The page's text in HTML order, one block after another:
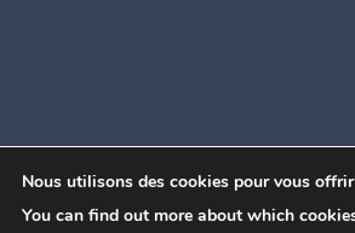
Mentions légales
Nous utilisons des cookies pour vous
You can find out more about which